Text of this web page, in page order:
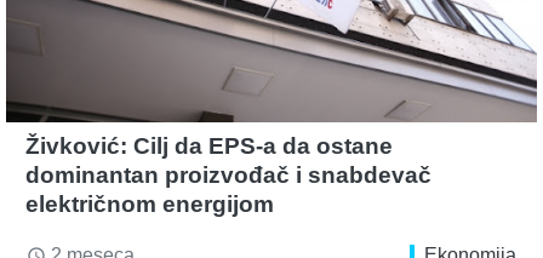
Živković: Cilj da EPS-a da ostane
dominantan proizvođač i snabdevač
električnom energijom